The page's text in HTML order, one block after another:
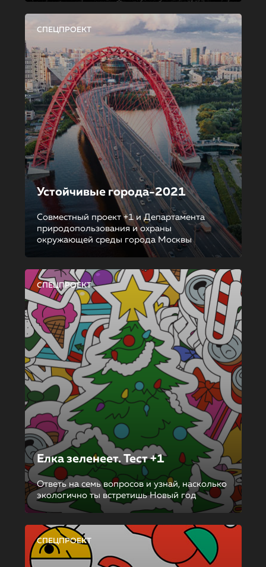
СПЕЦПРОЕКТ
Устойчивые города-2021
Совместный проект +1 и Департамента
природопользования и охраны
окружающей среды города Москвы
СПЕЦПРОЕКТ
Елка зеленеет. Тест +1
Ответь на семь вопросов и узнай, насколько
экологично ты встретишь Новый год
СПЕЦПРОЕКТ